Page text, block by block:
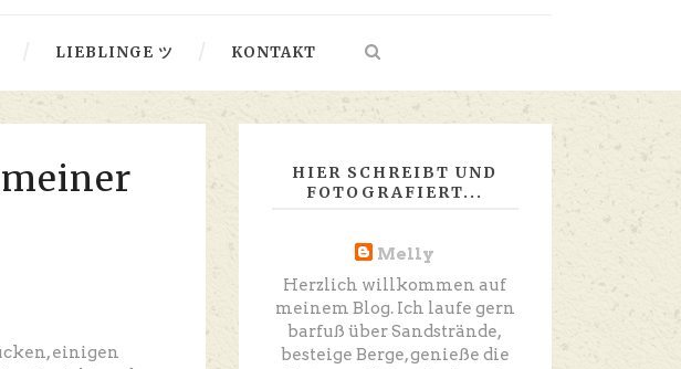
LIEBLINGE ツ KONTAKT
einigen
HIER SCHREIBT UND
FOTOGRAFIERT...
Melly
Herzlich willkommen auf
meinem Blog. Ich laufe gern
barfuß über Sandstrände,
besteige Berge, genieße die